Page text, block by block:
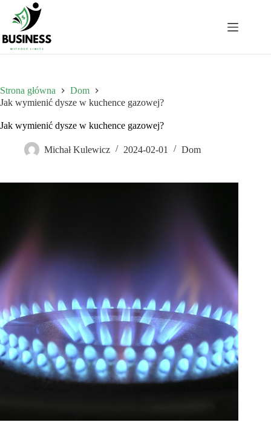
Przejdź
treści
Strona główna
Dom
Jak wymienić dysze w kuchence gazowej?
Jak wymienić dysze w kuchence gazowej?
Michał Kulewicz 2024-02-01 Dom